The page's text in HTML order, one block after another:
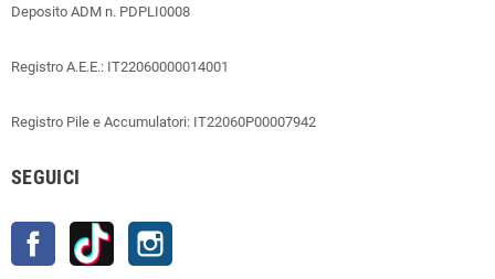
Deposito ADM n. PDPLI0008
Registro A.E.E.: IT22060000014001
Registro Pile e Accumulatori: IT22060P00007942
SEGUICI
Facebook TikTok